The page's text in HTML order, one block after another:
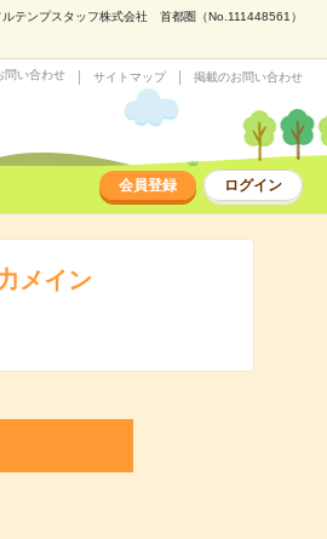
テンプスタッフ株式会社 首都圏（No.111448561）
問い合わせ サイトマップ 掲載のお問い合わせ
会員登録 ログイン
メイン